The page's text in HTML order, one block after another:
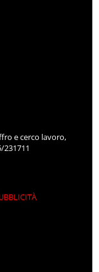
e cerco lavoro,